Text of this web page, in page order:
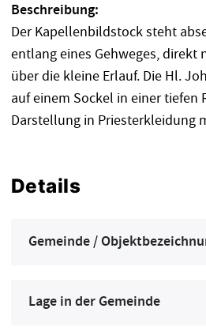
Beschreibung:
Der Kapellenbildstock steht
entlang eines Gehweges, direkt
über die kleine Erlauf. Die Hl.
auf einem Sockel in einer tiefen
Darstellung in Priesterkleidung
Details
Gemeinde /
Lage in der Gemeinde